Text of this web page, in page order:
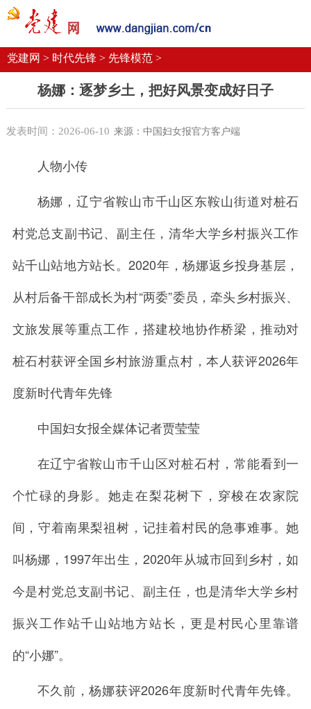
党建要闻
机关党建
校园党建 企业党建
党建网 > 时代先锋 > 先锋模范 >
杨娜：逐梦乡土，把好风景变成好日子
发表时间：2026-06-10 来源：中国妇女报官方客户端
人物小传
杨娜，辽宁省鞍山市千山区东鞍山街道对桩石
村党总支副书记、副主任，清华大学乡村振兴工作
站千山站地方站长。2020年，杨娜返乡投身基层，
从村后备干部成长为村“两委”委员，牵头乡村振兴、
文旅发展等重点工作，搭建校地协作桥梁，推动对
桩石村获评全国乡村旅游重点村，本人获评2026年
度新时代青年先锋
中国妇女报全媒体记者贾莹莹
在辽宁省鞍山市千山区对桩石村，常能看到一
个忙碌的身影。她走在梨花树下，穿梭在农家院
间，守着南果梨祖树，记挂着村民的急事难事。她
叫杨娜，1997年出生，2020年从城市回到乡村，如
今是村党总支副书记、副主任，也是清华大学乡村
振兴工作站千山站地方站长，更是村民心里靠谱
的“小娜”。
不久前，杨娜获评2026年度新时代青年先锋。